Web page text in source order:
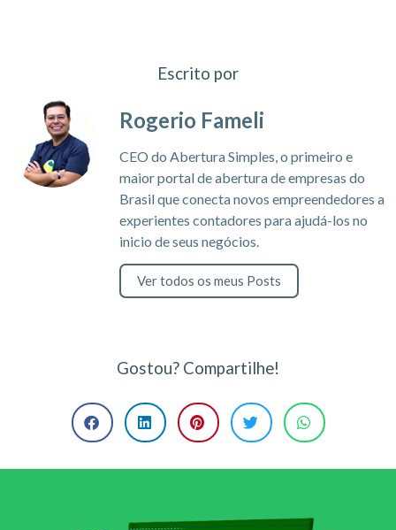
Escrito por
Rogerio Fameli
CEO do Abertura Simples, o primeiro e
maior portal de abertura de empresas do
Brasil que conecta novos empreendedores a
experientes contadores para ajudá-los no
inicio de seus negócios.
Ver todos os meus Posts
Gostou? Compartilhe!